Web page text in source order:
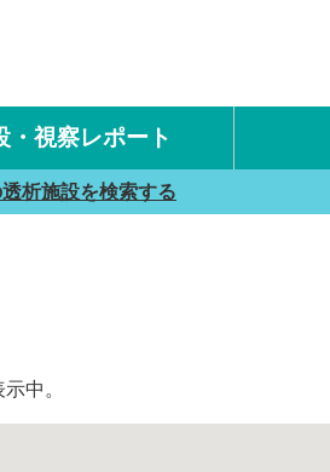
・視察レポート
透析レポート
透析レポート
析施設を検索する
中。